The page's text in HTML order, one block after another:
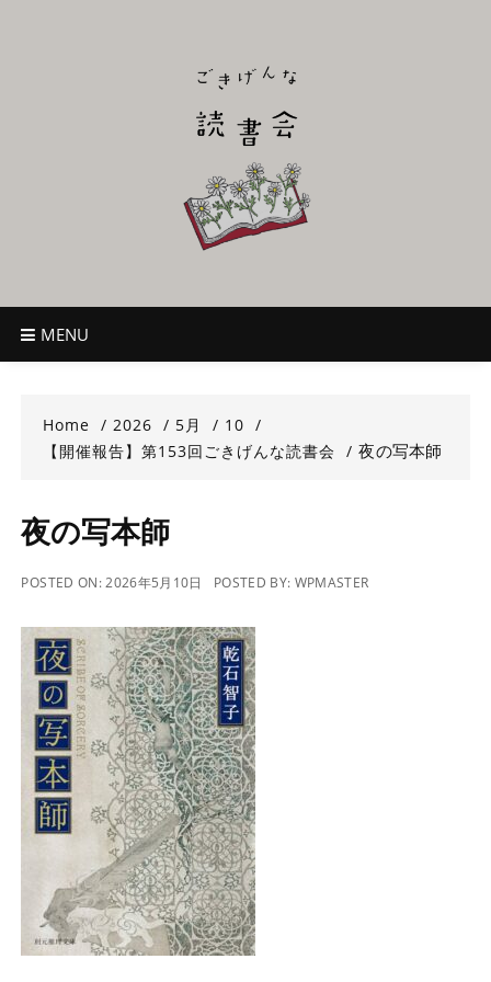
ごきげんな読
~児童書好き主催者によるオールジャンルOK！のんびり読書会~
MENU
Home 2026 5月
10
【開催報告】第153回ごきげんな読書会
夜の写本師
夜の写本師
POSTED ON:2026年5月10日 POSTED BY: WPMASTER